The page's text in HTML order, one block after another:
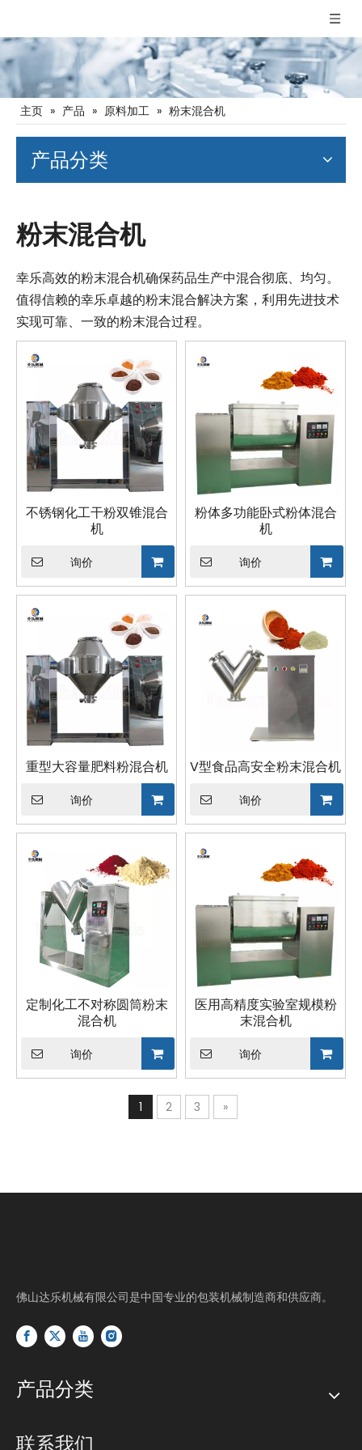
主页 » 产品 » 原料加工 » 粉末混合机
产品分类
粉末混合机
幸乐高效的粉末混合机确保药品生产中混合彻底、均匀。
值得信赖的幸乐卓越的粉末混合解决方案，利用先进技术
实现可靠、一致的粉末混合过程。
不锈钢化工干粉双锥混合
机
询价
粉体多功能卧式粉体混合
机
询价
重型大容量肥料粉混合机
询价
V型食品高安全粉末混合机
询价
定制化工不对称圆筒粉末
混合机
询价
医用高精度实验室规模粉
末混合机
询价
1 2 3 »
佛山达乐机械有限公司是中国专业的包装机械制造商和供应商。
产品分类
联系我们